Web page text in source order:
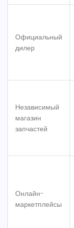
Официальный
дилер
Независимый
магазин
запчастей
Онлайн-
маркетплейсы